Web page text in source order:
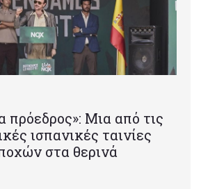
πρόεδρος»: Mια από τις
ισπανικές ταινίες
στα θερινά